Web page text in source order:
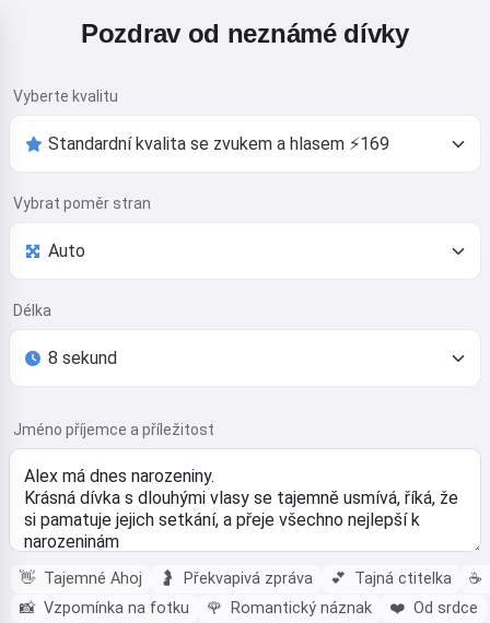
Pozdrav od neznámé dívky
Vyberte kvalitu
Vybrat poměr stran
Délka
Jméno příjemce a příležitost
👋 Tajemné Ahoj 🤰 Překvapivá zpráva 💕 Tajná ctitelka ☕
📸 Vzpomínka na fotku 🌹 Romantický náznak ❤️ Od srdce